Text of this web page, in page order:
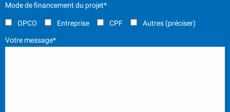
Mode de financement du projet*
OPCO Entreprise CPF Autres (préciser)
Votre message*